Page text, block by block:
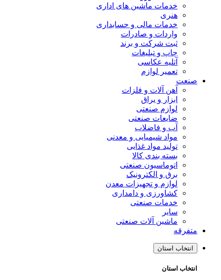
خدمات ماشین های اداری
هنری
خدمات مالی و حسابداری
واردات و صادرات
ثبت شرکت و برند
چاپ و تبلیغات
آتلیه عکاسی
تعمیر لوازم
صنعت
آهن آلات و فلزات
ابزار و یراق
لوازم صنعتی
ضایعات صنعتی
آب و فاضلاب
مواد شیمیایی و معدنی
تولید مواد غذایی
بسته بندی کالا
اتوماسیون صنعتی
برق و الکترونیک
لوازم و تجهیزات معدن
کشاورزی و دامداری
خدمات صنعتی
سایر
ماشین آلات صنعتی
متفرقه
انتخاب استان
انتخاب استان